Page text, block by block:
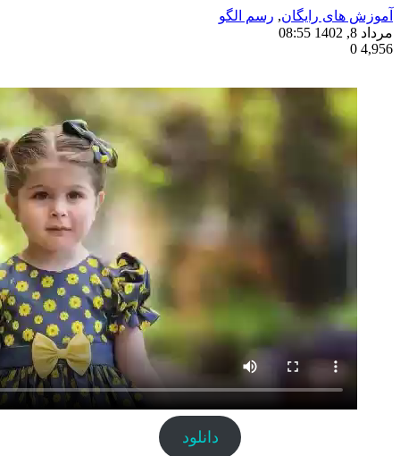
آموزش های رایگان, رسم الگو
مرداد 8, 1402 08:55
4,956
0
دانلود